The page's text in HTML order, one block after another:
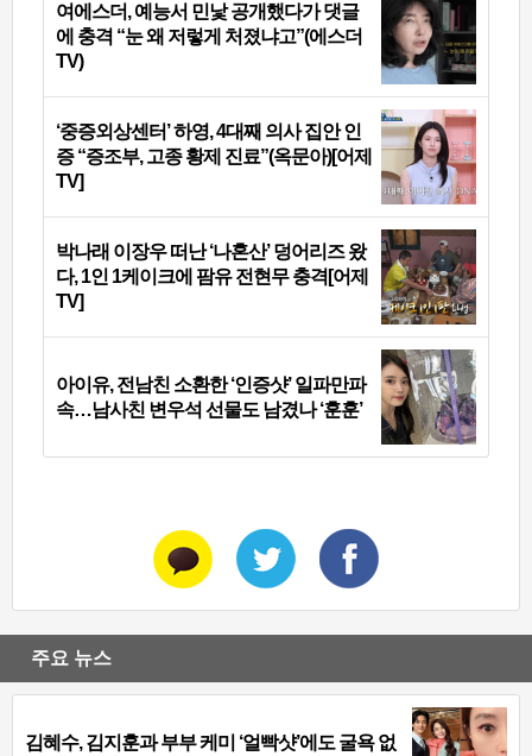
여에스더, 예능서 민낯 공개했다가 댓글
에 충격 “눈 왜 저렇게 처졌냐고”(에스더
TV)
‘중증외상센터’ 하영, 4대째 의사 집안 인
증 “증조부, 고종 황제 진료”(옥문아)[어제
TV]
박나래 이장우 떠난 ‘나혼산’ 덩어리즈 왔
다, 1인 1케이크에 팜유 전현무 충격[어제
TV]
아이유, 전남친 소환한 ‘인증샷’ 일파만파
속…남사친 변우석 선물도 남겼나 ‘훈훈’
주요 뉴스
김혜수, 김지훈과 부부 케미 ‘얼빡샷’에도 굴욕 없